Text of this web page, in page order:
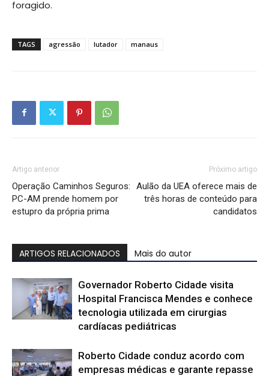
foragido.
TAGS agressão lutador manaus
Artigo anterior
Operação Caminhos Seguros:
PC-AM prende homem por
estupro da própria prima
Próximo artigo
Aulão da UEA oferece mais de
três horas de conteúdo para
candidatos
ARTIGOS RELACIONADOS Mais do autor
Governador Roberto Cidade visita
Hospital Francisca Mendes e conhece
tecnologia utilizada em cirurgias
cardíacas pediátricas
Roberto Cidade conduz acordo com
empresas médicas e garante repasse